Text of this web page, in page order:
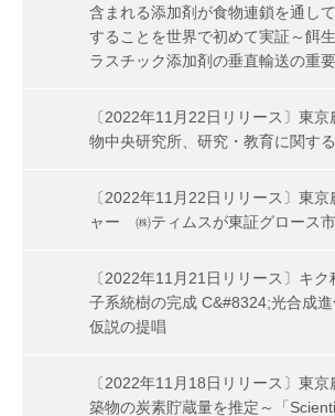
含まれる添加剤が食物連鎖を通し
することを世界で初めて実証～餌
ラスチック添加剤の垂直輸送の重
〔2022年11月22日リリース〕東
物中央研究所、研究・教育に関す
〔2022年11月22日リリース〕東
ャー ㈱ティムスが東証グロース
〔2022年11月21日リリース〕キ
子系統樹の完成 C&#8324;光合成
仮説の提唱
〔2022年11月18日リリース〕東
築物の炭素貯蔵量を推定～「